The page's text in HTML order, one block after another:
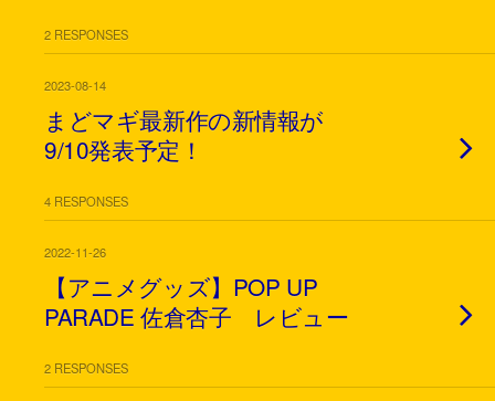
2 RESPONSES
2023-08-14
まどマギ最新作の新情報が
9/10発表予定！
4 RESPONSES
2022-11-26
【アニメグッズ】POP UP
PARADE 佐倉杏子 レビュー
2 RESPONSES